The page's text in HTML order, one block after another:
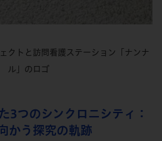
クトと訪問看護ステーション「ナンナ
ル」のロゴ
3つのシンクロニシティ：
かう探究の軌跡